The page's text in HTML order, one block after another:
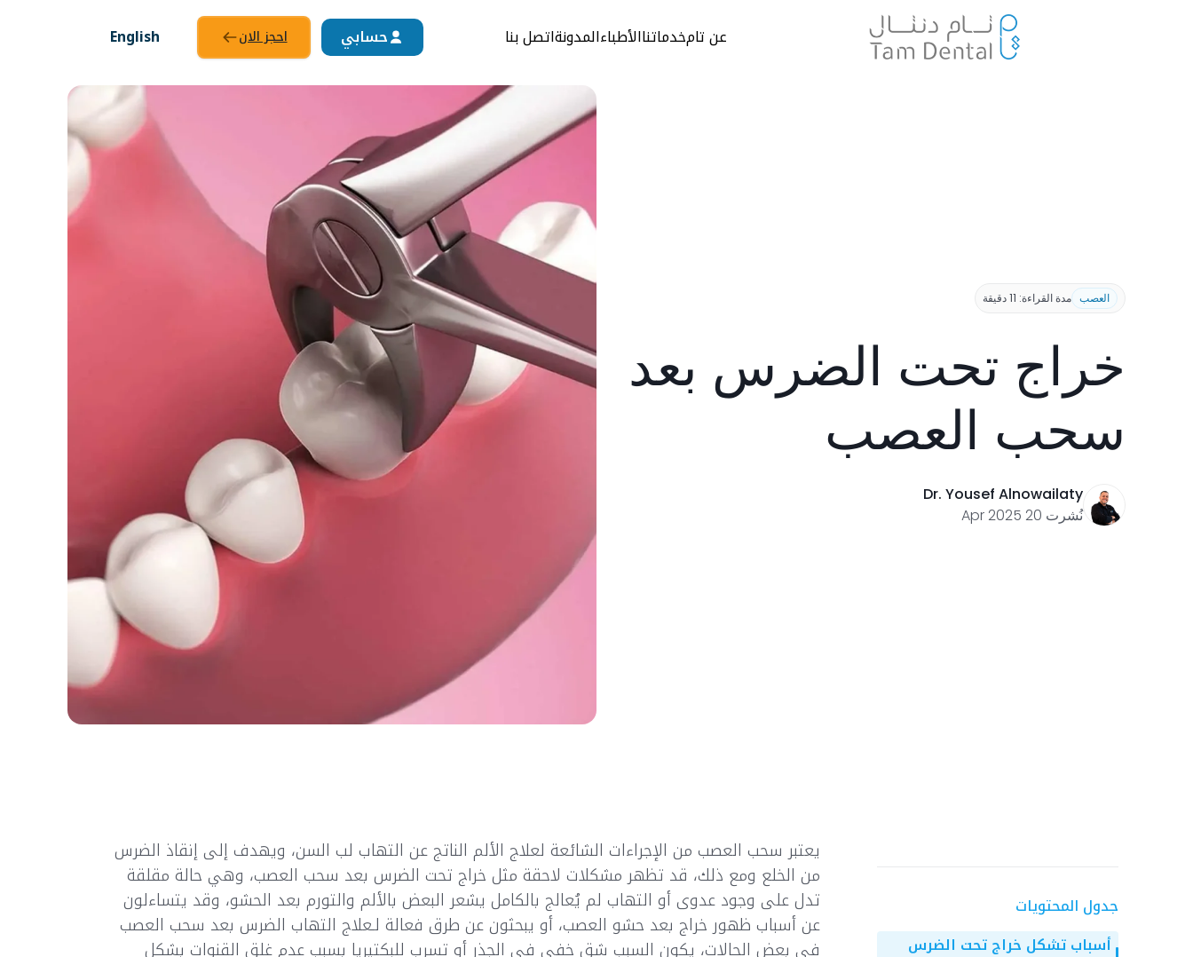
عن تامخدماتناالأطباءالمدونةاتصل بنا حسابي احجز الان English
العصب مدة القراءة: 11 دقيقة
خراج تحت الضرس بعد
سحب العصب
Dr. Yousef Alnowailaty
نُشرت 20 Apr 2025
جدول المحتويات
أسباب تشكل خراج تحت الضرس
يعتبر سحب العصب من الإجراءات الشائعة لعلاج الألم الناتج عن التهاب لب السن، ويهدف إلى إنقاذ الضرس
من الخلع ومع ذلك، قد تظهر مشكلات لاحقة مثل خراج تحت الضرس بعد سحب العصب، وهي حالة مقلقة
تدل على وجود عدوى أو التهاب لم يُعالج بالكامل يشعر البعض بالألم والتورم بعد الحشو، وقد يتساءلون
عن أسباب ظهور خراج بعد حشو العصب، أو يبحثون عن طرق فعالة لـعلاج التهاب الضرس بعد سحب العصب
في بعض الحالات، يكون السبب شق خفي في الجذر أو تسرب للبكتيريا بسبب عدم غلق القنوات بشكل